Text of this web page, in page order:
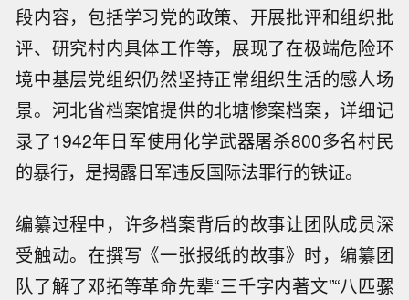
段内容，包括学习党的政策、开展批评和组织批
评、研究村内具体工作等，展现了在极端危险环
境中基层党组织仍然坚持正常组织生活的感人场
景。河北省档案馆提供的北塘惨案档案，详细记
录了1942年日军使用化学武器屠杀800多名村民
的暴行，是揭露日军违反国际法罪行的铁证。
编纂过程中，许多档案背后的故事让团队成员深
受触动。在撰写《一张报纸的故事》时，编纂团
队了解了邓拓等革命先辈“三千字内著文”“八匹骡